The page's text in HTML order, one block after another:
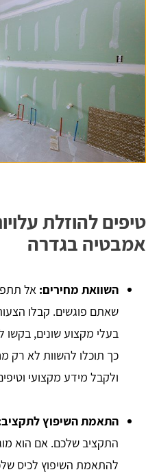
טיפים להוזלת
אמבטיה בגדרה
השוואת מחירים: אל
שאתם פוגשים. קבלו
בעלי מקצוע שונים, בקשו
כך תוכלו להשוות לא רק
ולקבל מידע מקצועי
התאמת השיפוץ
התקציב שלכם. אם הוא
להתאמת השיפוץ לכיס